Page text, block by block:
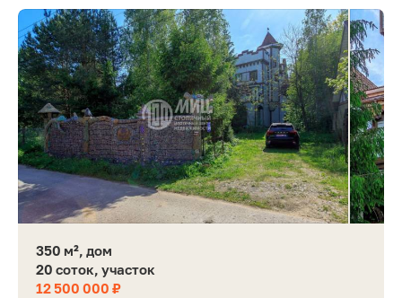
350 м², дом
20 соток, участок
12 500 000 ₽